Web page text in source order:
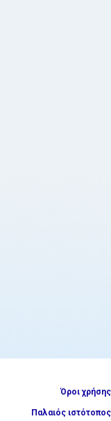
Όροι χρήσης
Παλαιός ιστότοπος